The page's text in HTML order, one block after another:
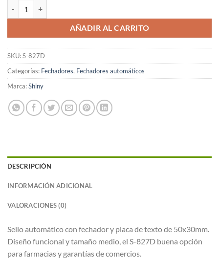
AÑADIR AL CARRITO
SKU:S-827D
Categorías: Fechadores, Fechadores automáticos
Marca:Shiny
DESCRIPCIÓN
INFORMACIÓN ADICIONAL
VALORACIONES (0)
Sello automático con fechador y placa de texto de 50x30mm.
Diseño funcional y tamaño medio, el S-827D buena opción
para farmacias y garantías de comercios.